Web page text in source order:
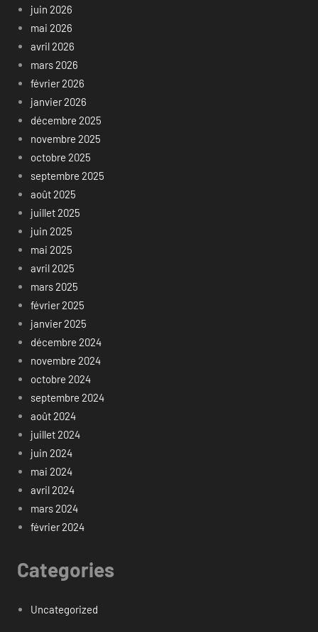
juin 2026
mai 2026
avril 2026
mars 2026
février 2026
janvier 2026
décembre 2025
novembre 2025
octobre 2025
septembre 2025
août 2025
juillet 2025
juin 2025
mai 2025
avril 2025
mars 2025
février 2025
janvier 2025
décembre 2024
novembre 2024
octobre 2024
septembre 2024
août 2024
juillet 2024
juin 2024
mai 2024
avril 2024
mars 2024
février 2024
Categories
Uncategorized